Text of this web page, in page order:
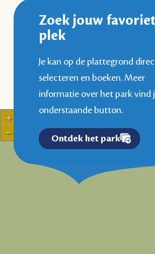
Zoek jouw
plek
Je kan op de plattegrond
selecteren en boeken. Meer
informatie over het park vind
onderstaande button.
Ontdek het park
+
−